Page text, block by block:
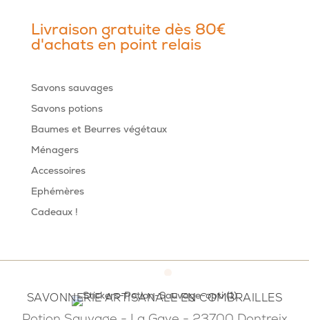
Livraison gratuite dès 80€
d'achats en point relais
Savons sauvages
Savons potions
Baumes et Beurres végétaux
Ménagers
Accessoires
Ephémères
Cadeaux !
SAVONNERIE ARTISANALE EN COMBRAILLES